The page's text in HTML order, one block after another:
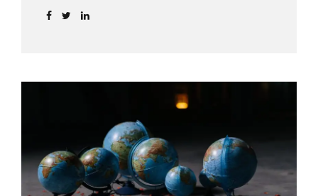
periodo grigio della pandemia da Covid, possiamo
bancario e postale, direttore generale
dell’Accademia di educazione finanziaria presieduta
da Beppe Ghisolfi. Avvocato Rizzo, si sono
registrati cambiamenti sulla percezione della
sicurezza dei propri risparmi? Parto da una
considerazione scientifica. John Ioannidis, noto
professore di medicina, di epidemiologia e...